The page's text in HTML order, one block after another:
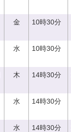
金 10時30分
水 10時30分
木 14時30分
水 14時30分
水 14時30分